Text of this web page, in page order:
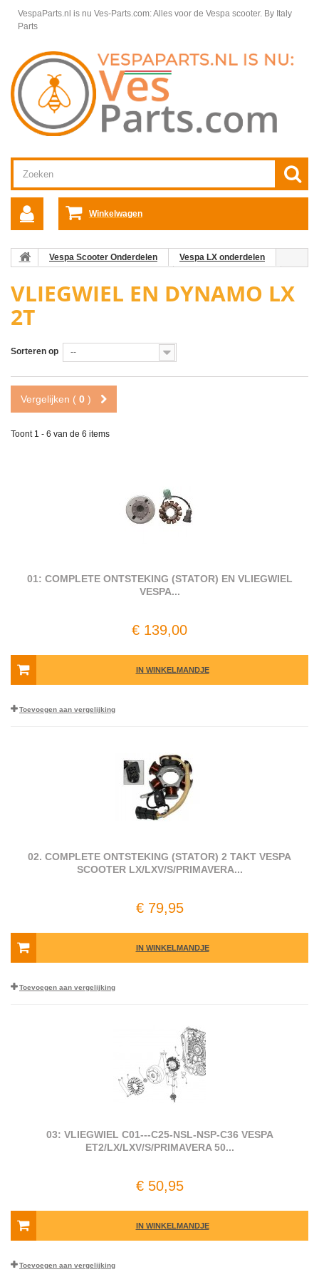
VespaParts.nl is nu Ves-Parts.com: Alles voor de Vespa scooter. By Italy
Parts
Winkelwagen
Vespa Scooter Onderdelen
Vespa LX onderdelen
Vliegwiel en Dynamo LX 2T
VLIEGWIEL EN DYNAMO LX
2T
Sorteren op --
Vergelijken ( 0 )
Toont 1 - 6 van de 6 items
01: COMPLETE ONTSTEKING (STATOR) EN VLIEGWIEL
VESPA...
€ 139,00
IN WINKELMANDJE
Toevoegen aan vergelijking
02. COMPLETE ONTSTEKING (STATOR) 2 TAKT VESPA
SCOOTER LX/LXV/S/PRIMAVERA...
€ 79,95
IN WINKELMANDJE
Toevoegen aan vergelijking
03: VLIEGWIEL C01---C25-NSL-NSP-C36 VESPA
ET2/LX/LXV/S/PRIMAVERA 50...
€ 50,95
IN WINKELMANDJE
Toevoegen aan vergelijking